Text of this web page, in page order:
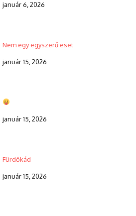
január 6, 2026
Nem egy egyszerű eset
január 15, 2026
január 15, 2026
Fürdőkád
január 15, 2026